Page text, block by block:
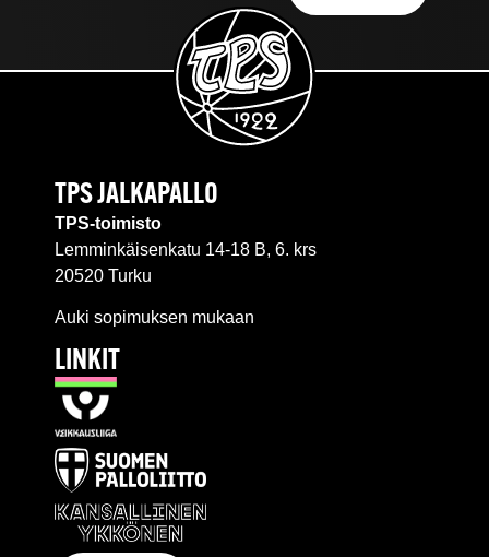
TPS JALKAPALLO
TPS-toimisto
Lemminkäisenkatu 14-18 B, 6. krs
20520 Turku
Auki sopimuksen mukaan
LINKIT